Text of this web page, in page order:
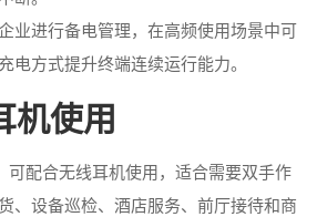
业进行备电管理，在高频使用场景中可
电方式提升终端连续运行能力。
机使用
配合无线耳机使用，适合需要双手作
、设备巡检、酒店服务、前厅接待和商